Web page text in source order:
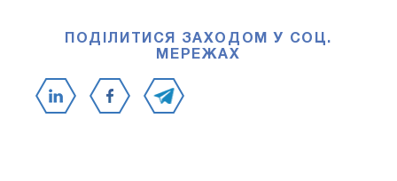
ПОДІЛИТИСЯ ЗАХОДОМ У СОЦ.
МЕРЕЖАХ